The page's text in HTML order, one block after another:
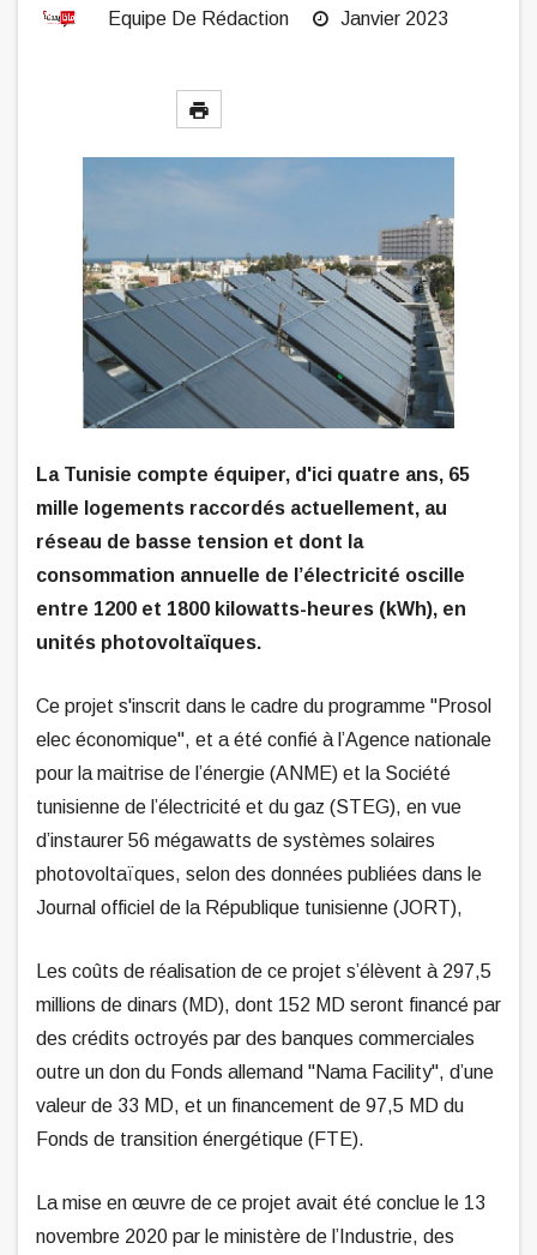
Equipe De Rédaction Janvier 2023
La Tunisie compte équiper, d'ici quatre ans, 65
mille logements raccordés actuellement, au
réseau de basse tension et dont la
consommation annuelle de l’électricité oscille
entre 1200 et 1800 kilowatts-heures (kWh), en
unités photovoltaïques.
Ce projet s'inscrit dans le cadre du programme "Prosol
elec économique", et a été confié à l’Agence nationale
pour la maitrise de l’énergie (ANME) et la Société
tunisienne de l’électricité et du gaz (STEG), en vue
d’instaurer 56 mégawatts de systèmes solaires
photovoltaïques, selon des données publiées dans le
Journal officiel de la République tunisienne (JORT),
Les coûts de réalisation de ce projet s’élèvent à 297,5
millions de dinars (MD), dont 152 MD seront financé par
des crédits octroyés par des banques commerciales
outre un don du Fonds allemand "Nama Facility", d’une
valeur de 33 MD, et un financement de 97,5 MD du
Fonds de transition énergétique (FTE).
La mise en œuvre de ce projet avait été conclue le 13
novembre 2020 par le ministère de l’Industrie, des